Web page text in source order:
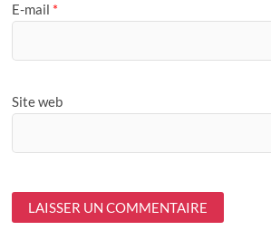
E-mail *
Site web